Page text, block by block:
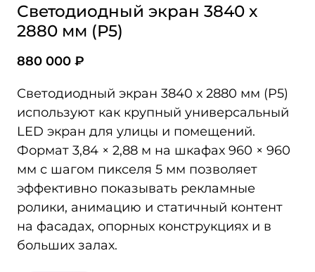
Светодиодный экран 3840 х
2880 мм (Р5)
880 000 ₽
Светодиодный экран 3840 х 2880 мм (P5)
используют как крупный универсальный
LED экран для улицы и помещений.
Формат 3,84 × 2,88 м на шкафах 960 × 960
мм с шагом пикселя 5 мм позволяет
эффективно показывать рекламные
ролики, анимацию и статичный контент
на фасадах, опорных конструкциях и в
больших залах.